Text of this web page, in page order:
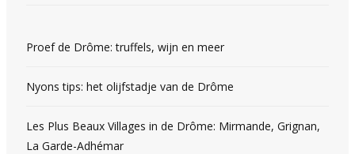
Proef de Drôme: truffels, wijn en meer
Nyons tips: het olijfstadje van de Drôme
Les Plus Beaux Villages in de Drôme: Mirmande, Grignan,
La Garde-Adhémar